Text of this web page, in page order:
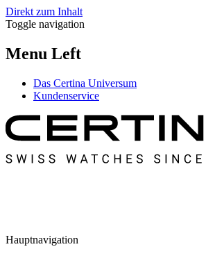
Direkt zum Inhalt
Toggle navigation
Menu Left
Das Certina Universum
Kundenservice
Hauptnavigation